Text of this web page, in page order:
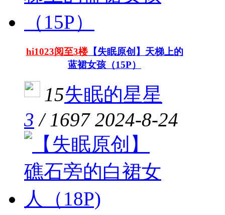
hi1023阅至3楼【失眠原创】天梯上的
蓝裙女孩（15P）
15失眠的星星
3 / 1697 2024-8-24